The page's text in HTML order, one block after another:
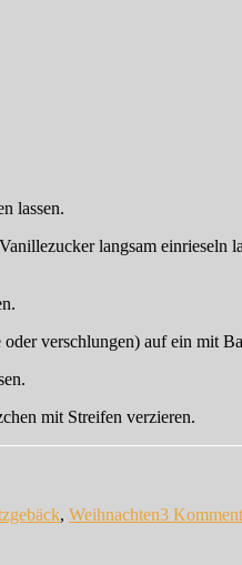
lassen.
langsam einrieseln
verschlungen) auf ein mit
mit Streifen verzieren.
, Weihnachten3